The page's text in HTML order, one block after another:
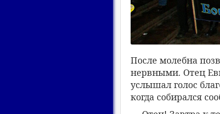
После молебна
нервными. Отец
услышал голос
когда собирался